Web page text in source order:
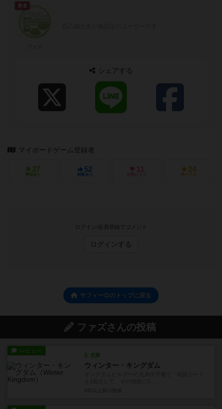
勇者
シェアする
マイボードゲーム登録者
27
興味あり
52
経験あり
11
お気に入り
24
持ってる
ログイン/会員登録でコメント
ログインする
サフィーロのトップに戻る
ファズさんの投稿
レビュー
充実
ウィンター・キングダム